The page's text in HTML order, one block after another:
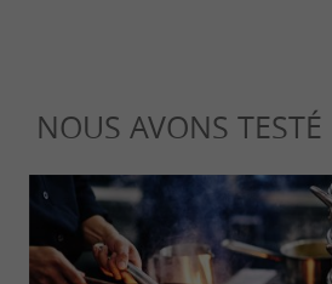
NOUS AVONS TESTÉ